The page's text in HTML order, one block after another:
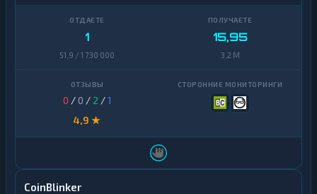
1
51,9 / 1 730 000
15,95
3,2 M
0 / 0 / 2 /1
4,9 ★
CoinBlinker